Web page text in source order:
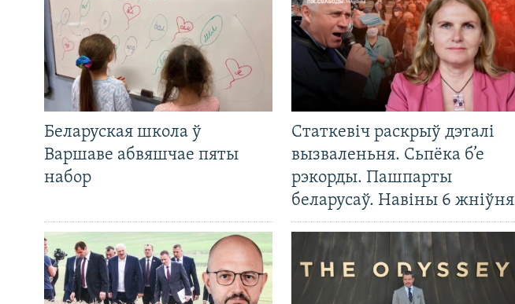
Беларуская школа ў
Варшаве абвяшчае пяты
набор
Статкевіч раскрыў дэталі
вызваленьня. Сьпёка б’е
рэкорды. Пашпарты
беларусаў. Навіны 6 жніўня